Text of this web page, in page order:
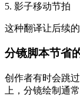
5. 影子移动节拍
这种翻译让后续
分镜脚本节省
创作者有时会跳
上，分镜绘制通